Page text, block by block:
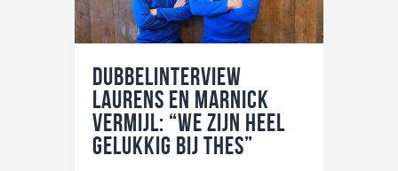
JEUGD
KALENDER
TEAM
NIEUWS
Dubbelinterview
Laurens en Marnick
Vermijl: “We zijn heel
gelukkig bij THES”